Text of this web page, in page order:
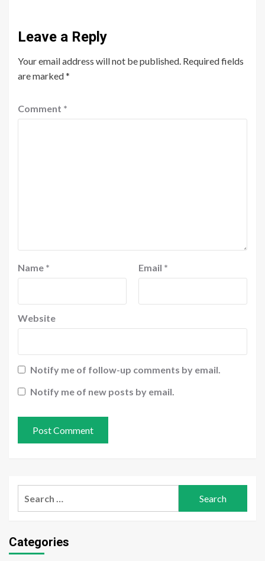
Leave a Reply
Your email address will not be published. Required fields
are marked*
Comment *
Name * Email *
Website
Notify me of follow-up comments by email.
Notify me of new posts by email.
Categories